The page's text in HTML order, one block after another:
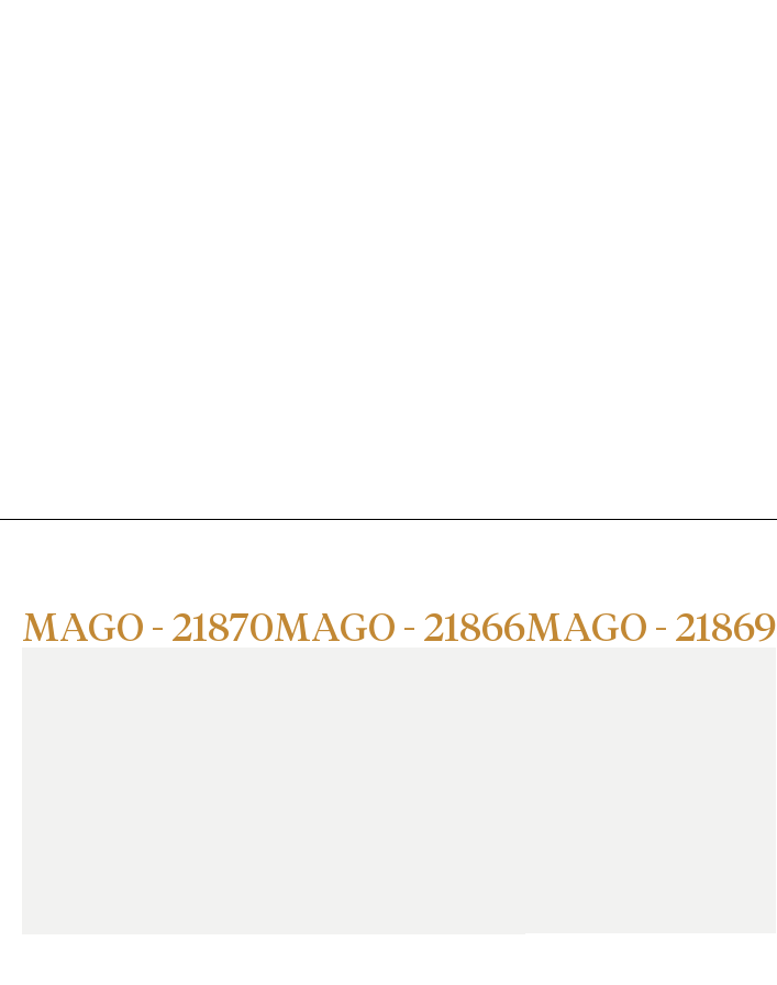
MAGO - 21870MAGO - 21866MAGO - 21869